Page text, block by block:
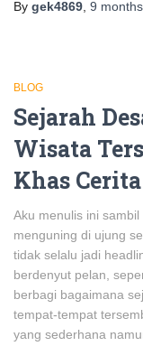
By gek4869 9 months
BLOG
Sejarah
Wisata
Khas
Aku menulis ini
menguning di ujung
tidak selalu jadi
berdenyut pelan,
berbagi bagaimana
tempat-tempat
yang sederhana